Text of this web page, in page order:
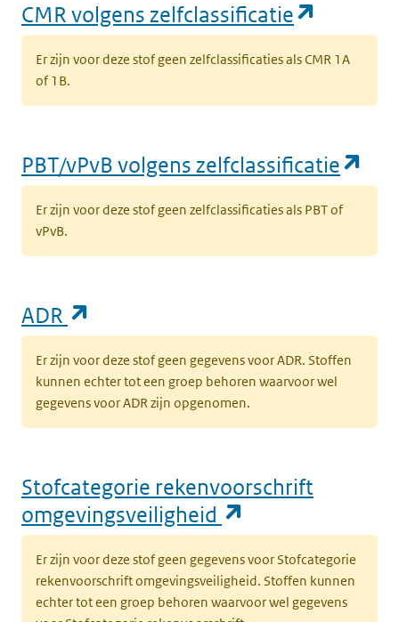
CMR volgens zelfclassificatie
Er zijn voor deze stof geen zelfclassificaties als CMR 1A
of 1B.
PBT/vPvB volgens zelfclassificatie
Er zijn voor deze stof geen zelfclassificaties als PBT of
vPvB.
ADR
Er zijn voor deze stof geen gegevens voor ADR. Stoffen
kunnen echter tot een groep behoren waarvoor wel
gegevens voor ADR zijn opgenomen.
Stofcategorie rekenvoorschrift
omgevingsveiligheid
Er zijn voor deze stof geen gegevens voor Stofcategorie
rekenvoorschrift omgevingsveiligheid. Stoffen kunnen
echter tot een groep behoren waarvoor wel gegevens